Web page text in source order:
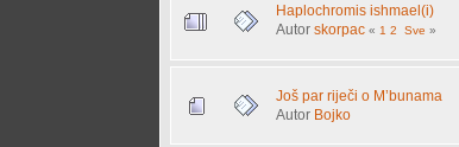
Haplochromis ishmael(i)
Autorskorpac « 1 2 Sve »
Još par riječi o M’bunama
Autor Bojko